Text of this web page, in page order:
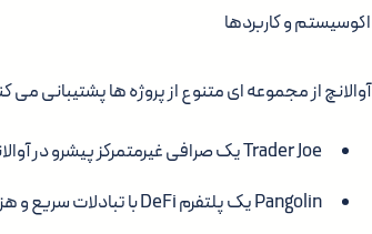
اکوسیستم و کاربردها
آوالانچ از مجموعه ای متنوع از پروژه ها پشتیبانی می
Trader Joe یک صرافی غیرمتمرکز پیشرو در آوالانچ.
Pangolin یک پلتفرم DeFi با تبادلات سریع و هزینه های پایین.